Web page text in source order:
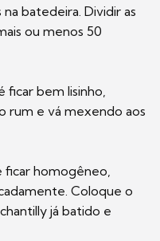
batedeira. Dividir as
ou menos 50
bem lisinho,
rum e vá mexendo aos
homogêneo,
Coloque o
já batido e